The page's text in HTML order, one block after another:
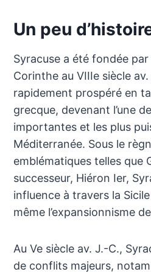
Un peu
Syracuse a été fondée
Corinthe au VIIIe siècle av.
rapidement prospéré en
grecque, devenant l’une
importantes et les plus
Méditerranée. Sous le
emblématiques telles que
successeur, Hiéron Ier,
influence à travers la
même l’expansionnisme
Au Ve siècle av. J.-C.,
de conflits majeurs,